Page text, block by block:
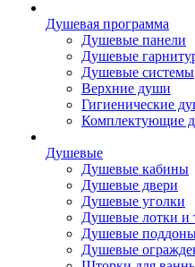
Душевая программа
Душевые панели
Душевые
Душевые системы
Верхние души
Гигиенические
Комплектующие
Душевые
Душевые кабины
Душевые двери
Душевые уголки
Душевые лотки и
Душевые
Душевые